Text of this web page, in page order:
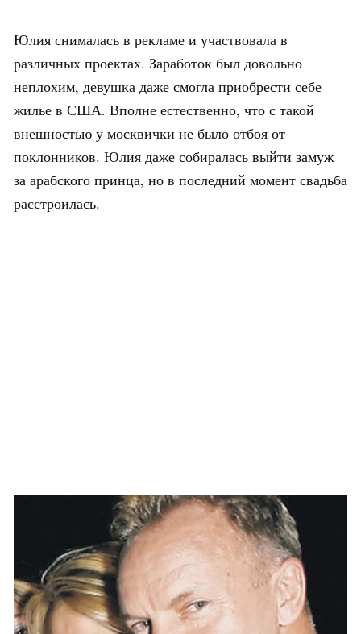
Юлия снималась в рекламе и участвовала в
различных проектах. Заработок был довольно
неплохим, девушка даже смогла приобрести себе
жилье в США. Вполне естественно, что с такой
внешностью у москвички не было отбоя от
поклонников. Юлия даже собиралась выйти замуж
за арабского принца, но в последний момент свадьба
расстроилась.